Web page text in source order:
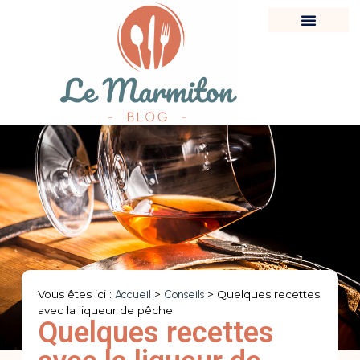
Vous êtes ici : Accueil > Conseils> Quelques recettes
avec la liqueur de pêche
Quelques recettes